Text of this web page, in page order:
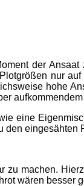
der
nur
hohe
eine
den eingesähten
machen.
wären